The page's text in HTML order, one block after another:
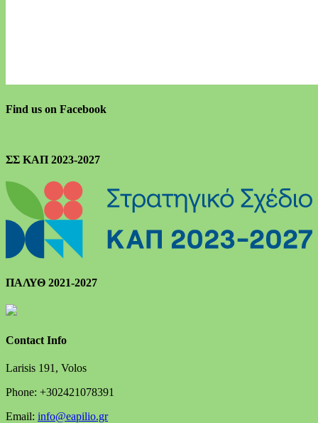
Find us on Facebook
ΣΣ ΚΑΠ 2023-2027
ΠΑΛΥΘ 2021-2027
Contact Info
Larisis 191, Volos
Phone: +302421078391
Email: info@eapilio.gr